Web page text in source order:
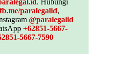
fb.me/paralegalid,
@paralegalid
+62851-5667-
5667-7590